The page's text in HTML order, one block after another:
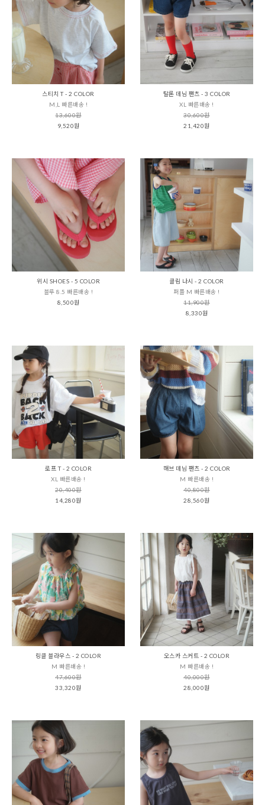
스티치 T - 2 COLOR
M,L 빠른배송 !
13,600원
9,520원
탈론 데님 팬츠 - 3 COLOR
XL 빠른배송 !
30,600원
21,420원
위시 SHOES - 5 COLOR
블루 8.5 빠른배송 !
8,500원
클림 나시 - 2 COLOR
퍼플 M 빠른배송 !
11,900원
8,330원
로프 T - 2 COLOR
XL 빠른배송 !
20,400원
14,280원
해브 데님 팬츠 - 2 COLOR
M 빠른배송 !
40,800원
28,560원
링클 블라우스 - 2 COLOR
M 빠른배송 !
47,600원
33,320원
오스카 스커트 - 2 COLOR
M 빠른배송 !
40,000원
28,000원